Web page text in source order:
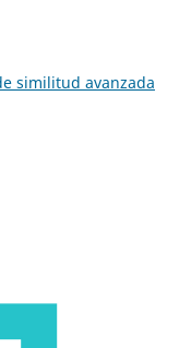
similitud avanzada